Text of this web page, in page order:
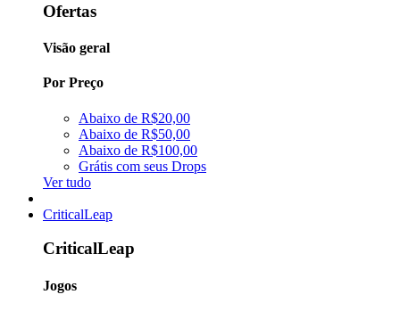
Ofertas
Visão geral
Por Preço
Abaixo de R$20,00
Abaixo de R$50,00
Abaixo de R$100,00
Grátis com seus Drops
Ver tudo
CriticalLeap
CriticalLeap
Jogos